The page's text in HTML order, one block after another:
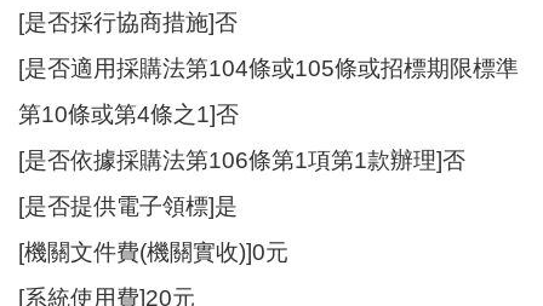
政
策
[是否採行協商措施]否
[是否適用採購法第104條或105條或招標期限標準
第10條或第4條之1]否
[是否依據採購法第106條第1項第1款辦理]否
[是否提供電子領標]是
[機關文件費(機關實收)]0元
[系統使用費]20元